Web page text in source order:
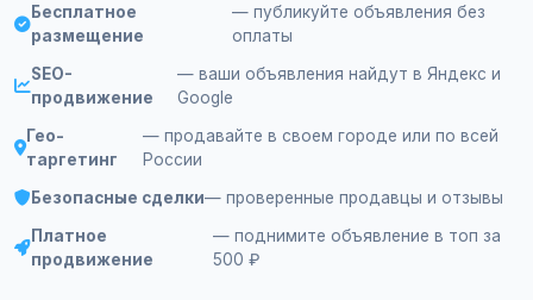
Бесплатное
размещение
— публикуйте объявления без
оплаты
SEO-
продвижение
— ваши объявления найдут в Яндекс и
Google
Гео-
таргетинг
— продавайте в своем городе или по всей
России
Безопасные сделки— проверенные продавцы и отзывы
Платное
продвижение
— поднимите объявление в топ за
500 ₽